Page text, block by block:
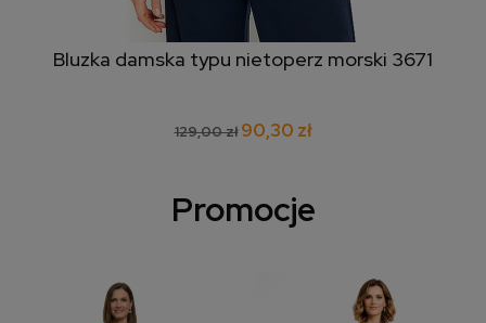
Bluzka damska typu nietoperz morski 3671
129,00 zł 90,30 zł
Promocje